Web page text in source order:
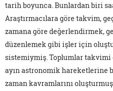
tarih boyunca. Bunlardan biri
Araştırmacılara göre takvim,
zamana göre değerlendirmek,
düzenlemek gibi işler için
sistemiymiş. Toplumlar
ayın astronomik hareketlerine
zaman kavramlarını